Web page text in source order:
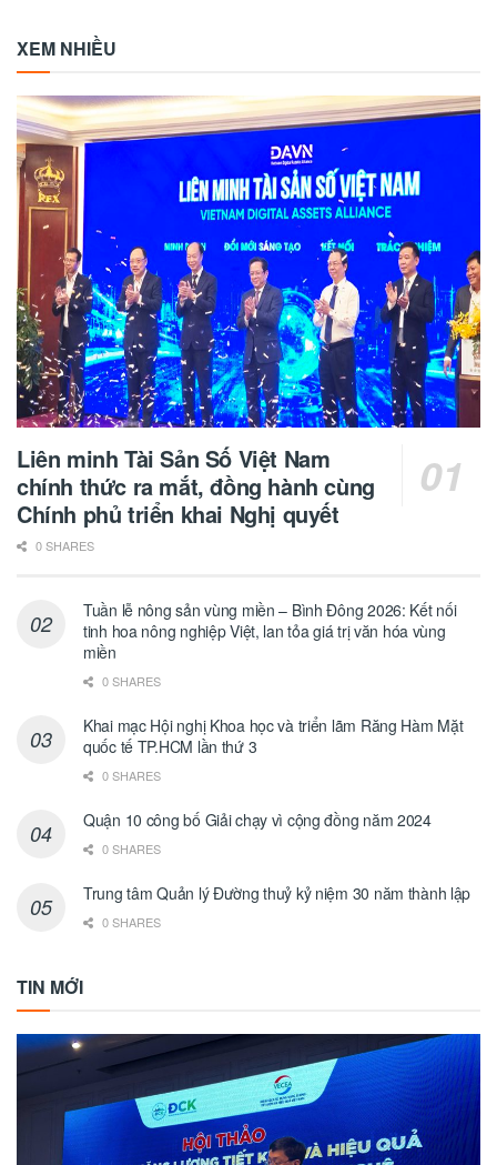
XEM NHIỀU
Liên minh Tài Sản Số Việt Nam
chính thức ra mắt, đồng hành cùng
Chính phủ triển khai Nghị quyết
0 SHARES
Tuần lễ nông sản vùng miền – Bình Đông 2026: Kết nối
tinh hoa nông nghiệp Việt, lan tỏa giá trị văn hóa vùng
miền
0 SHARES
Khai mạc Hội nghị Khoa học và triển lãm Răng Hàm Mặt
quốc tế TP.HCM lần thứ 3
0 SHARES
Quận 10 công bố Giải chạy vì cộng đồng năm 2024
0 SHARES
Trung tâm Quản lý Đường thuỷ kỷ niệm 30 năm thành lập
0 SHARES
TIN MỚI